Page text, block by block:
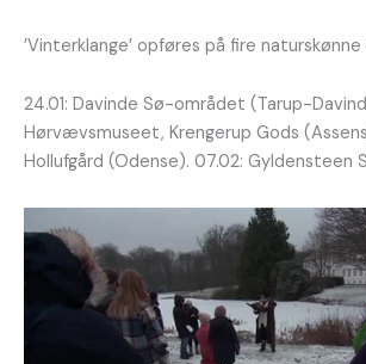
’Vinterklange’ opføres på fire
24.01: Davinde Sø-området (Tarup-
Hørvævsmuseet, Krengerup Gods
Hollufgård (Odense). 07.02: Gyldensteen